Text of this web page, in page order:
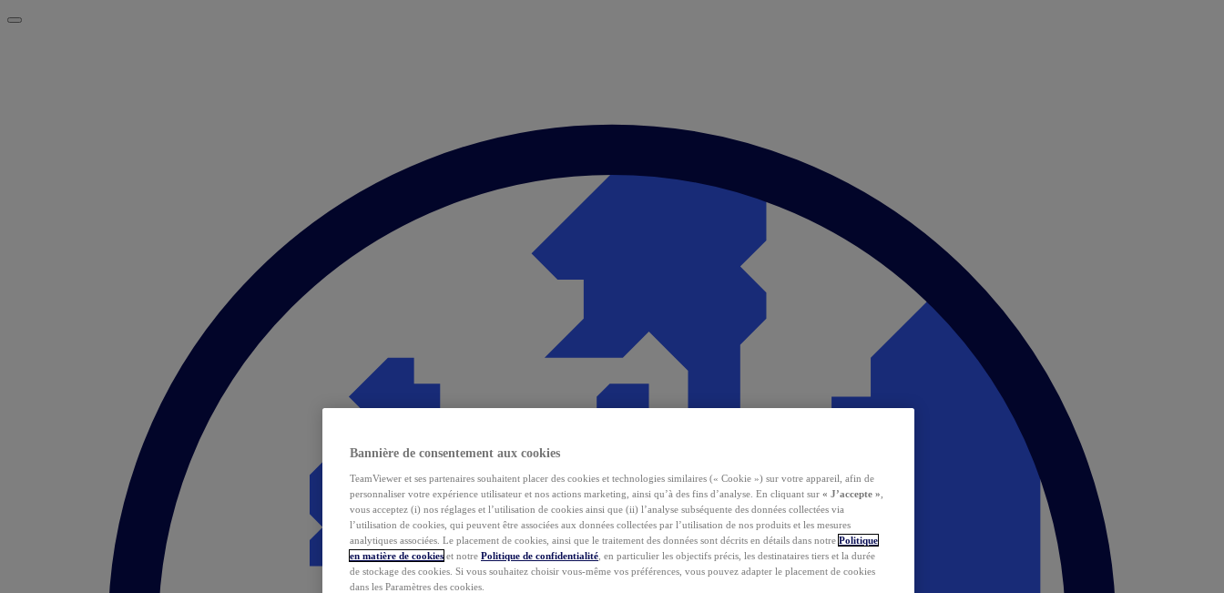
Bannière de consentement aux cookies
TeamViewer et ses partenaires souhaitent placer des cookies et technologies similaires (« Cookie ») sur votre appareil, afin de
personnaliser votre expérience utilisateur et nos actions marketing, ainsi qu’à des fins d’analyse. En cliquant sur « J’accepte »
vous acceptez (i) nos réglages et l’utilisation de cookies ainsi que (ii) l’analyse subséquente des données collectées via
l’utilisation de cookies, qui peuvent être associées aux données collectées par l’utilisation de nos produits et les mesures
analytiques associées. Le placement de cookies, ainsi que le traitement des données sont décrits en détails dans notre Politique
en matière de cookies et notre Politique de confidentialité , en particulier les objectifs précis, les destinataires tiers et la durée
de stockage des cookies. Si vous souhaitez choisir vous-même vos préférences, vous pouvez adapter le placement de cookies
dans les Paramètres des cookies.